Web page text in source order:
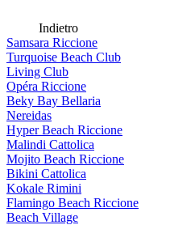
Indietro
Samsara Riccione
Turquoise Beach Club
Living Club
Opéra Riccione
Beky Bay Bellaria
Nereidas
Hyper Beach Riccione
Malindi Cattolica
Mojito Beach Riccione
Bikini Cattolica
Kokale Rimini
Flamingo Beach Riccione
Beach Village